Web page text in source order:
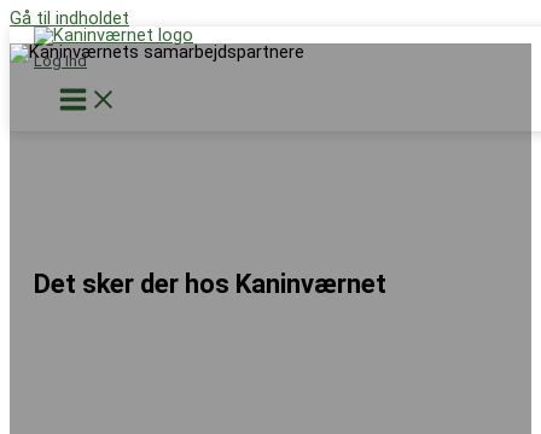
Gå til indholdet
Log Ind
Støt nu
Det sker der hos Kaninværnet